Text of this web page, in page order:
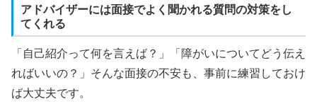
アドバイザーには面接でよく聞かれる質問の対策をし
てくれる
「自己紹介って何を言えば？」「障がいについてどう伝え
ればいいの？」そんな面接の不安も、事前に練習しておけ
ば大丈夫です。